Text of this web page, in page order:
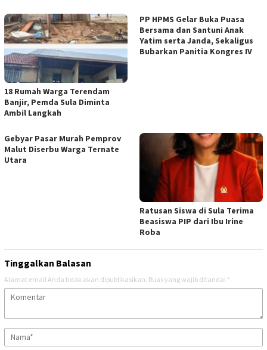
18 Rumah Warga Terendam
Banjir, Pemda Sula Diminta
Ambil Langkah
PP HPMS Gelar Buka Puasa
Bersama dan Santuni Anak
Yatim serta Janda, Sekaligus
Bubarkan Panitia Kongres IV
Gebyar Pasar Murah Pemprov
Malut Diserbu Warga Ternate
Utara
Ratusan Siswa di Sula Terima
Beasiswa PIP dari Ibu Irine
Roba
Tinggalkan Balasan
Alamat email Anda tidak akan dipublikasikan. Ruas yang wajib ditandai *